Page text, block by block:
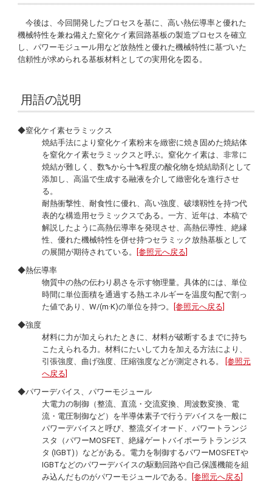
今後は、今回開発したプロセスを基に、高い熱伝導率と優れた
機械特性を兼ね備えた窒化ケイ素回路基板の製造プロセスを確立
し、パワーモジュール用など放熱性と優れた機械特性に基づいた
信頼性が求められる基板材料としての実用化を図る。
用語の説明
◆窒化ケイ素セラミックス
焼結手法により窒化ケイ素粉末を緻密に焼き固めた焼結体
を窒化ケイ素セラミックスと呼ぶ。窒化ケイ素は、非常に
焼結が難しく、数%から十%程度の酸化物を焼結助剤として
添加し、高温で生成する融液を介して緻密化を進行させ
る。
耐熱衝撃性、耐食性に優れ、高い強度、破壊靱性を持つ代
表的な構造用セラミックスである。一方、近年は、本稿で
解説したように高熱伝導率を発現させ、高熱伝導性、絶縁
性、優れた機械特性を併せ持つセラミック放熱基板として
の展開が期待されている。
[参照元へ戻る]
◆熱伝導率
物質中の熱の伝わり易さを示す物理量。具体的には、単位
時間に単位面積を通過する熱エネルギーを温度勾配で割っ
た値であり、W/(m·K)の単位を持つ。
[参照元へ戻る]
◆強度
材料に力が加えられたときに、材料が破断するまでに持ち
こたえられる力。材料にたいして力を加える方法により、
引張強度、曲げ強度、圧縮強度などが測定される。
[参照元
へ戻る]
◆パワーデバイス、パワーモジュール
大電力の制御（整流、直流・交流変換、周波数変換、電
流・電圧制御など）を半導体素子で行うデバイスを一般に
パワーデバイスと呼び、整流ダイオード、パワートランジ
スタ（パワーMOSFET、絶縁ゲートバイポーラトランジス
タ (IGBT)）などがある。電力を制御するパワーMOSFETや
IGBTなどのパワーデバイスの駆動回路や自己保護機能を組
み込んだものがパワーモジュールである。
[参照元へ戻る]